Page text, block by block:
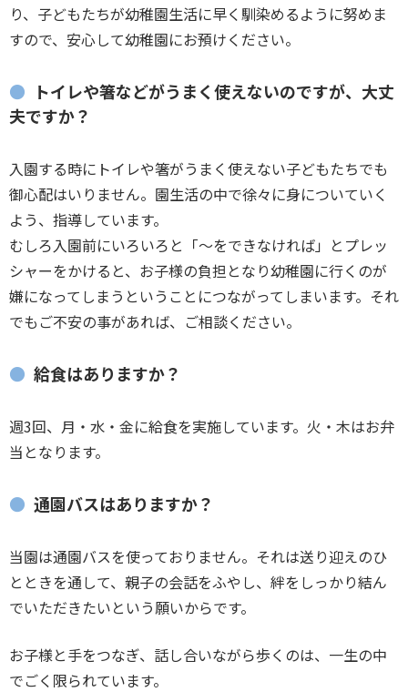
り、子どもたちが幼稚園生活に早く馴染めるように努めま
すので、安心して幼稚園にお預けください。
トイレや箸などがうまく使えないのですが、大丈
夫ですか？
入園する時にトイレや箸がうまく使えない子どもたちでも
御心配はいりません。園生活の中で徐々に身についていく
よう、指導しています。
むしろ入園前にいろいろと「～をできなければ」とプレッ
シャーをかけると、お子様の負担となり幼稚園に行くのが
嫌になってしまうということにつながってしまいます。それ
でもご不安の事があれば、ご相談ください。
給食はありますか？
週3回、月・水・金に給食を実施しています。火・木はお弁
当となります。
通園バスはありますか？
当園は通園バスを使っておりません。それは送り迎えのひ
とときを通して、親子の会話をふやし、絆をしっかり結ん
でいただきたいという願いからです。
お子様と手をつなぎ、話し合いながら歩くのは、一生の中
でごく限られています。